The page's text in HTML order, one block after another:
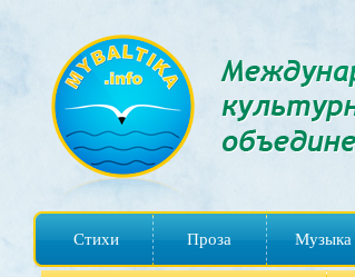
Стихи Проза Музыка